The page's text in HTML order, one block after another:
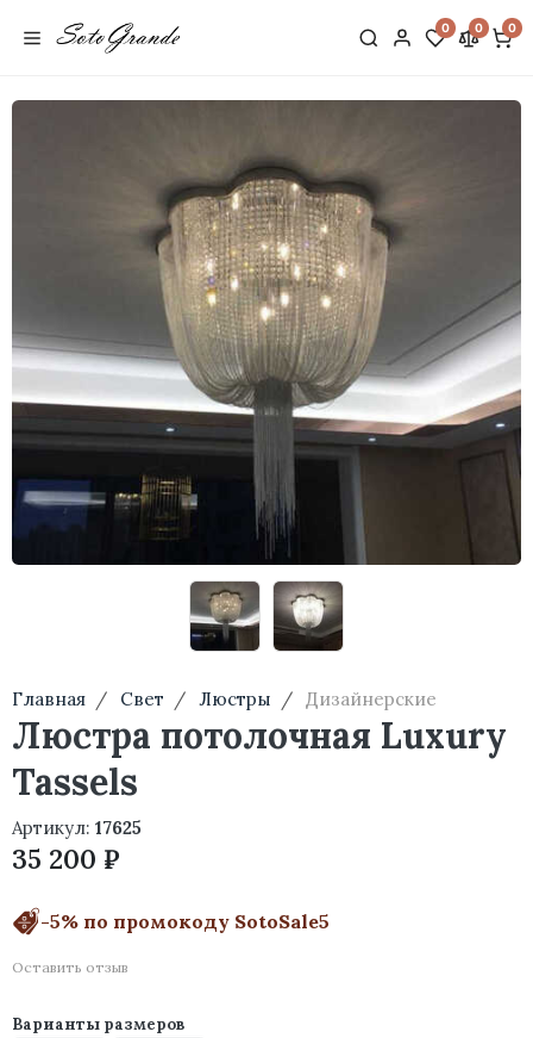
0 0 0
Главная Свет Люстры Дизайнерские
Люстра потолочная Luxury
Tassels
Артикул: 17625
35 200 ₽
-5% по промокоду SotoSale5
Оставить отзыв
Варианты размеров